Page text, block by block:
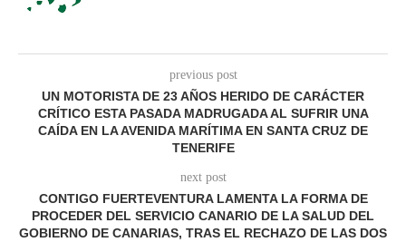
previous post
UN MOTORISTA DE 23 AÑOS HERIDO DE CARÁCTER
CRÍTICO ESTA PASADA MADRUGADA AL SUFRIR UNA
CAÍDA EN LA AVENIDA MARÍTIMA EN SANTA CRUZ DE
TENERIFE
next post
CONTIGO FUERTEVENTURA LAMENTA LA FORMA DE
PROCEDER DEL SERVICIO CANARIO DE LA SALUD DEL
GOBIERNO DE CANARIAS, TRAS EL RECHAZO DE LAS DOS